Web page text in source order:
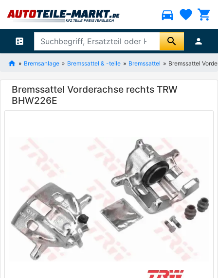
directions_car favorite shopping_cart
ballot search person
Bremsanlage Bremssattel & -teile Bremssattel Bremssattel
Bremssattel Vorderachse rechts TRW
BHW226E